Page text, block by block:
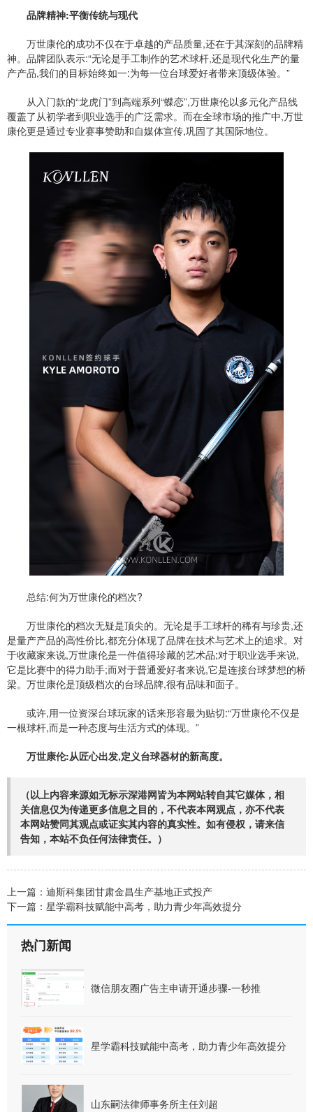
品牌精神:平衡传统与现代
万世康伦的成功不仅在于卓越的产品质量,还在于其深刻的品牌精
神。品牌团队表示:“无论是手工制作的艺术球杆,还是现代化生产的量
产产品,我们的目标始终如一:为每一位台球爱好者带来顶级体验。”
从入门款的“龙虎门”到高端系列“蝶恋”,万世康伦以多元化产品线
覆盖了从初学者到职业选手的广泛需求。而在全球市场的推广中,万世
康伦更是通过专业赛事赞助和自媒体宣传,巩固了其国际地位。
总结:何为万世康伦的档次?
万世康伦的档次无疑是顶尖的。无论是手工球杆的稀有与珍贵,还
是量产产品的高性价比,都充分体现了品牌在技术与艺术上的追求。对
于收藏家来说,万世康伦是一件值得珍藏的艺术品;对于职业选手来说,
它是比赛中的得力助手;而对于普通爱好者来说,它是连接台球梦想的桥
梁。万世康伦是顶级档次的台球品牌,很有品味和面子。
或许,用一位资深台球玩家的话来形容最为贴切:“万世康伦不仅是
一根球杆,而是一种态度与生活方式的体现。”
万世康伦:从匠心出发,定义台球器材的新高度。
（以上内容来源如无标示深港网皆为本网站转自其它媒体，相
关信息仅为传递更多信息之目的，不代表本网观点，亦不代表
本网站赞同其观点或证实其内容的真实性。如有侵权，请来信
告知，本站不负任何法律责任。）
上一篇： 迪斯科集团甘肃金昌生产基地正式投产
下一篇： 星学霸科技赋能中高考，助力青少年高效提分
热门新闻
微信朋友圈广告主申请开通步骤-一秒推
星学霸科技赋能中高考，助力青少年高效提分
山东嗣法律师事务所主任刘超